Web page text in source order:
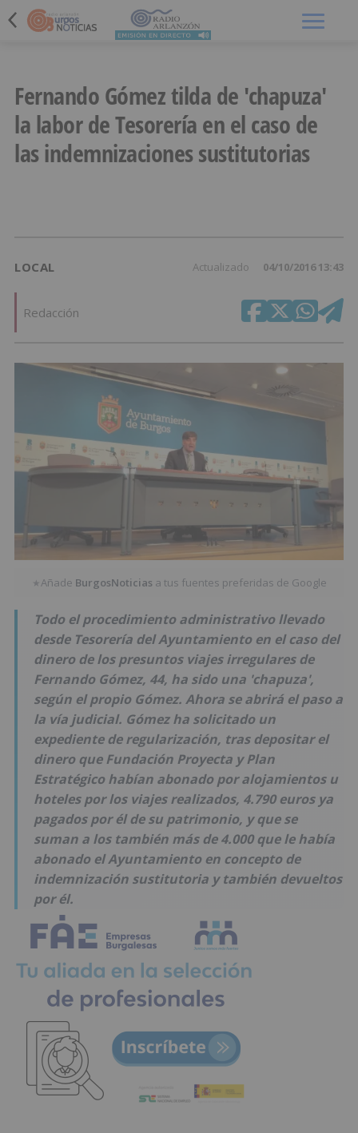
Fernando Gómez tilda de 'chapuza'
la labor de Tesorería en el caso de
las indemnizaciones sustitutorias
LOCAL Actualizado 04/10/2016 13:43
Redacción
★Añade BurgosNoticias a tus fuentes preferidas de Google
Todo el procedimiento administrativo llevado
desde Tesorería del Ayuntamiento en el caso del
dinero de los presuntos viajes irregulares de
Fernando Gómez, 44, ha sido una 'chapuza',
según el propio Gómez. Ahora se abrirá el paso a
la vía judicial. Gómez ha solicitado un
expediente de regularización, tras depositar el
dinero que Fundación Proyecta y Plan
Estratégico habían abonado por alojamientos u
hoteles por los viajes realizados, 4.790 euros ya
pagados por él de su patrimonio, y que se
suman a los también más de 4.000 que le había
abonado el Ayuntamiento en concepto de
indemnización sustitutoria y también devueltos
por él.